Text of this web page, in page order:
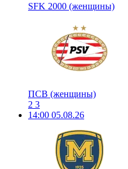
SFK 2000 (женщины)
ПСВ (женщины)
2 3
14:00 05.08.26